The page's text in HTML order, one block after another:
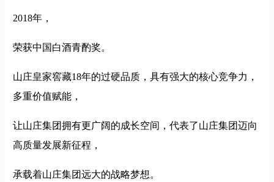
2018年，
荣获中国白酒青酌奖。
山庄皇家窖藏18年的过硬品质，具有强大的核心竞争力，
多重价值赋能，
让山庄集团拥有更广阔的成长空间，代表了山庄集团迈向
高质量发展新征程，
承载着山庄集团远大的战略梦想。